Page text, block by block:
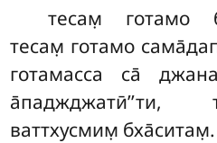
тесам̣ готамо
тесам̣ готамо
готамасса са̄
ваттхусмим̣ бха̄ситам̣.